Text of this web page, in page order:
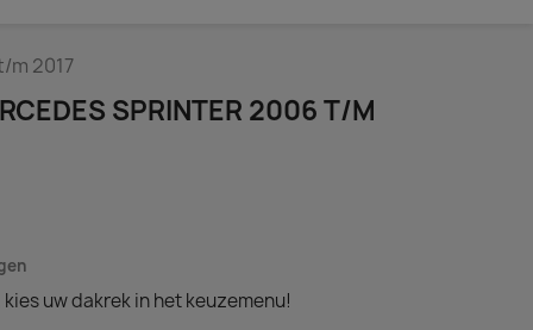
m 2017
SPRINTER 2006 T/M
uw dakrek in het keuzemenu!